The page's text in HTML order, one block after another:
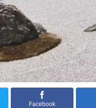
Facebook